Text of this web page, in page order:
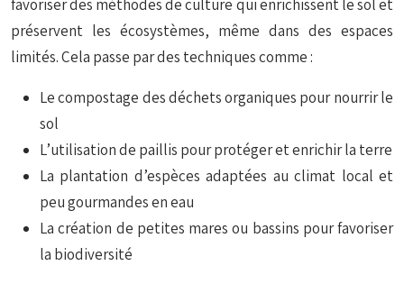
favoriser des méthodes de culture qui enrichissent le sol et
préservent les écosystèmes, même dans des espaces
limités. Cela passe par des techniques comme :
Le compostage des déchets organiques pour nourrir le
sol
L’utilisation de paillis pour protéger et enrichir la terre
La plantation d’espèces adaptées au climat local et
peu gourmandes en eau
La création de petites mares ou bassins pour favoriser
la biodiversité